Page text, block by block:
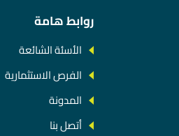
روابط هامة
الأسئة الشائعة
الفرص الاستثمارية
المدونة
أتصل بنا